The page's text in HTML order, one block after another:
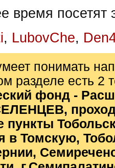
время посетят
, LubovChe,
понимать
разделе есть 2
фонд -
пункты
в Томскую,